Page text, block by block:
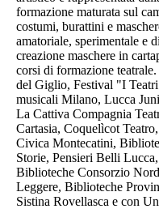
formazione maturata sul
costumi, burattini e
amatoriale, sperimentale e
creazione maschere in
corsi di formazione
del Giglio, Festival "I
musicali Milano, Lucca
La Cattiva Compagnia
Cartasia, Coquelìcot
Civica Montecatini,
Storie, Pensieri Belli
Biblioteche Consorzio
Leggere, Biblioteche
Sistina Rovellasca e con